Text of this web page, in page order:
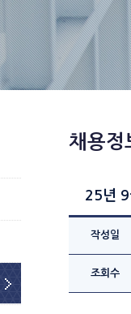
채용정
25년 9
작성일
조회수